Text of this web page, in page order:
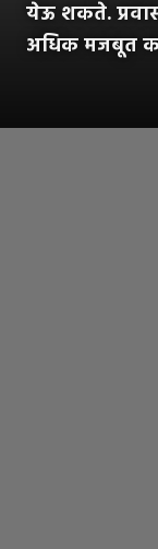
येऊ शकते.
अधिक मजबूत